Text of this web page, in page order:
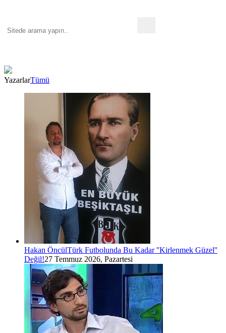
YazarlarTümü
Hakan ÖncülTürk Futbolunda Bu Kadar ''Kirlenmek Güzel''
Değil!27 Temmuz 2026, Pazartesi